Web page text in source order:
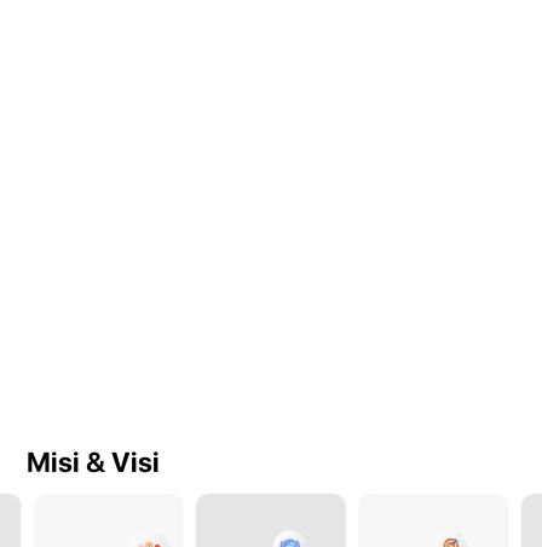
Misi & Visi